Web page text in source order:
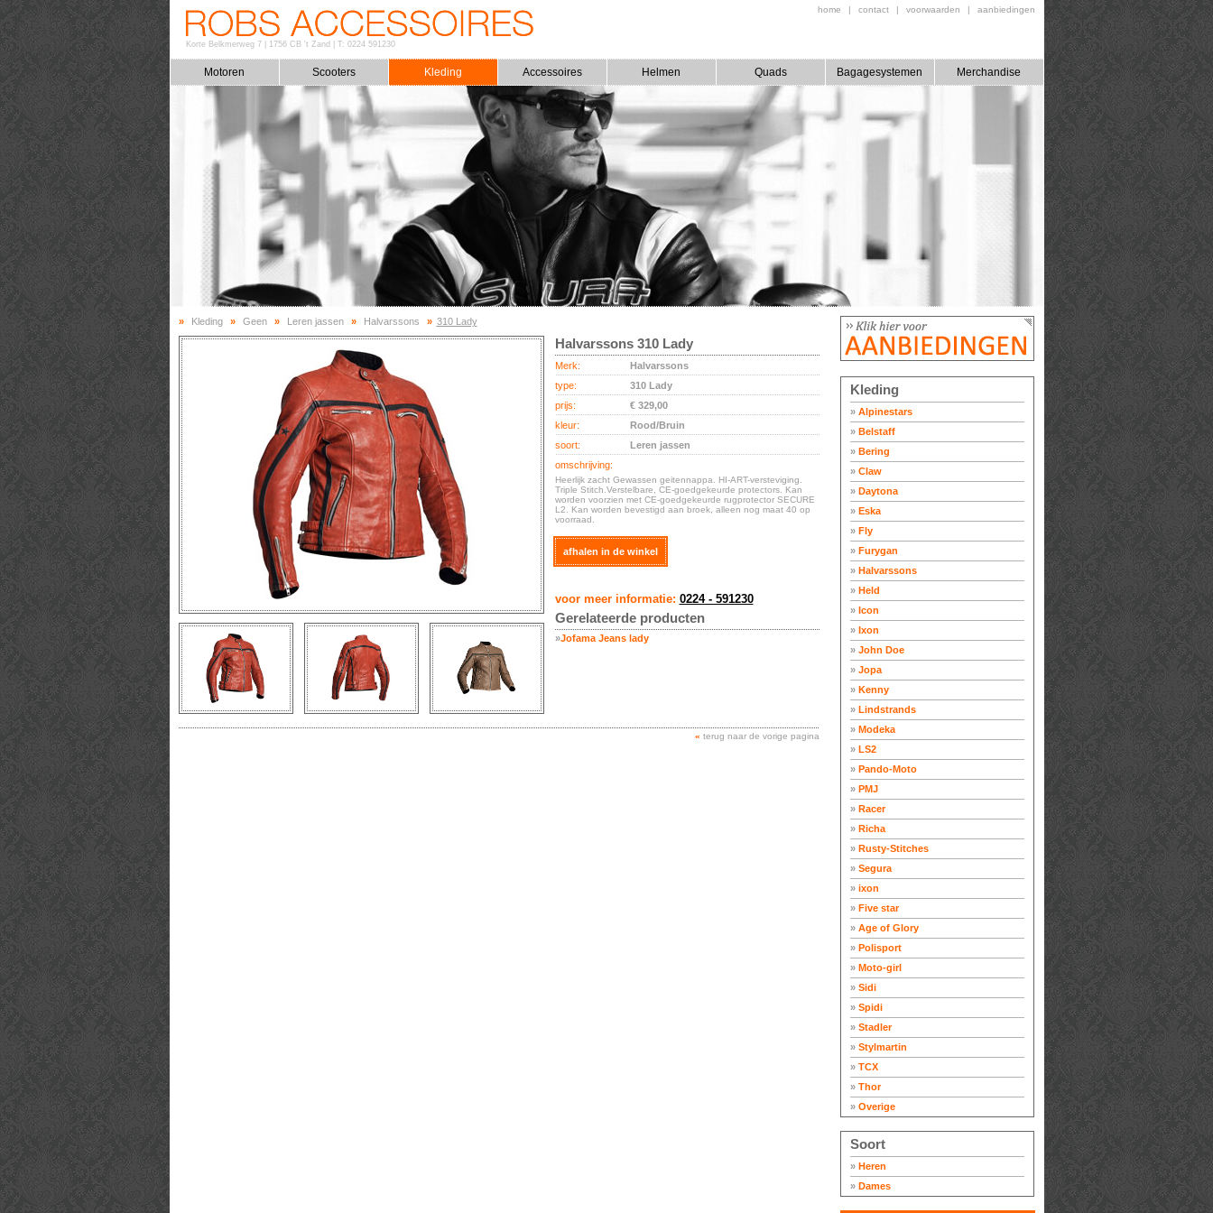
Korte Belkmerweg 7| 1756 CB 't Zand T: 0224 591230
home | contact | voorwaarden | aanbiedingen
Motoren Scooters Kleding Accessoires Helmen Quads Bagagesystemen Merchandise
Kleding
» Alpinestars
» Belstaff
» Bering
» Claw
» Daytona
» Eska
» Fly
» Furygan
» Halvarssons
» Held
» Icon
» Ixon
» John Doe
» Jopa
» Kenny
» Lindstrands
» Modeka
» LS2
» Pando-Moto
» PMJ
» Racer
» Richa
» Rusty-Stitches
» Segura
» ixon
» Five star
» Age of Glory
» Polisport
» Moto-girl
» Sidi
» Spidi
» Stadler
» Stylmartin
» TCX
» Thor
» Overige
Soort
» Heren
» Dames
» Kleding » Geen » Leren jassen » Halvarssons » 310 Lady
Halvarssons 310 Lady
Merk:
Halvarssons
type:
310 Lady
prijs:
€ 329,00
kleur:
Rood/Bruin
soort:
Leren jassen
omschrijving:
Heerlijk zacht Gewassen geitennappa. HI-ART-versteviging.
Triple Stitch.Verstelbare, CE-goedgekeurde protectors. Kan
worden voorzien met CE-goedgekeurde rugprotector SECURE
L2. Kan worden bevestigd aan broek, alleen nog maat 40 op
voorraad.
afhalen in de winkel
voor meer informatie: 0224 - 591230
Gerelateerde producten
»Jofama Jeans lady
« terug naar de vorige pagina